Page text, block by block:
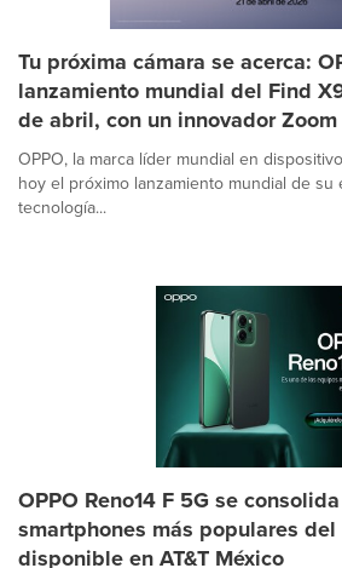
Tu próxima cámara se acerca:
lanzamiento mundial del Find
de abril, con un innovador
OPPO, la marca líder mundial en
hoy el próximo lanzamiento mundial de su
tecnología...
OPPO Reno14 F 5G se
smartphones más populares
disponible en AT&T México